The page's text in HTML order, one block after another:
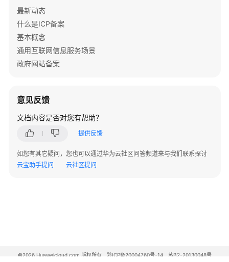
局
策
各
地
局
案
要
华
最新动态
什么是ICP备案
基本概念
通用互联网信息服务场景
政府网站备案
意见反馈
文档内容是否对您有帮助？
提供反馈
如您有其它疑问，您也可以通过华为云社区问答频道来与我们联系探讨
云宝助手提问
云社区提问
©2026 Huaweicloud.com 版权所有 黔ICP备20004760号-14
苏B2-20130048号